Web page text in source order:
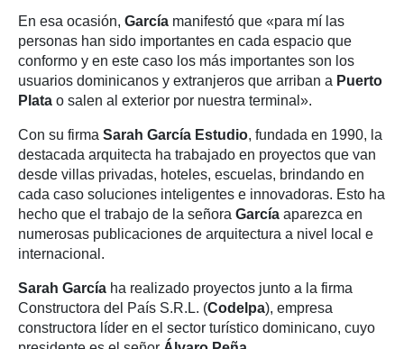
En esa ocasión, García manifestó que «para mí las
personas han sido importantes en cada espacio que
conformo y en este caso los más importantes son los
usuarios dominicanos y extranjeros que arriban a Puerto
Plata o salen al exterior por nuestra terminal».
Con su firma Sarah García Estudio, fundada en 1990, la
destacada arquitecta ha trabajado en proyectos que van
desde villas privadas, hoteles, escuelas, brindando en
cada caso soluciones inteligentes e innovadoras. Esto ha
hecho que el trabajo de la señora García aparezca en
numerosas publicaciones de arquitectura a nivel local e
internacional.
Sarah García ha realizado proyectos junto a la firma
Constructora del País S.R.L. (Codelpa), empresa
constructora líder en el sector turístico dominicano, cuyo